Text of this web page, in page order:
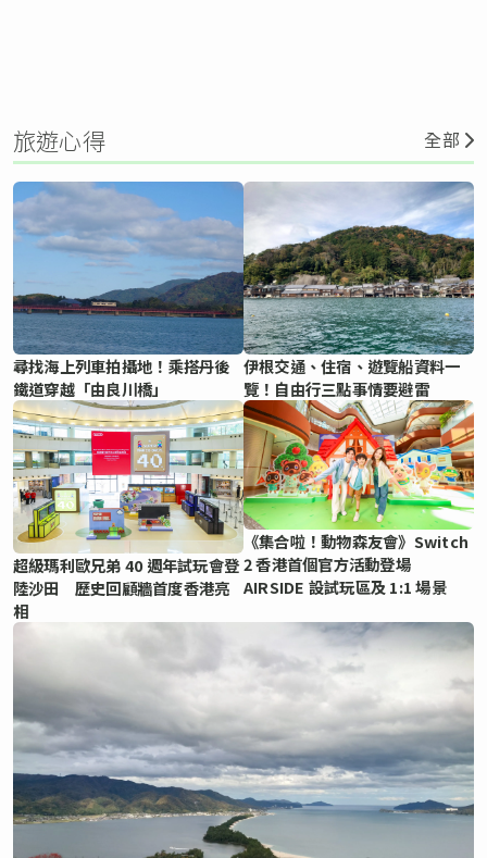
旅遊心得 全部
尋找海上列車拍攝地！乘搭丹後
鐵道穿越「由良川橋」
伊根交通、住宿、遊覽船資料一
覽！自由行三點事情要避雷
超級瑪利歐兄弟 40 週年試玩會登
陸沙田 歷史回顧牆首度香港亮
相
《集合啦！動物森友會》Switch
2 香港首個官方活動登場
AIRSIDE 設試玩區及 1:1 場景